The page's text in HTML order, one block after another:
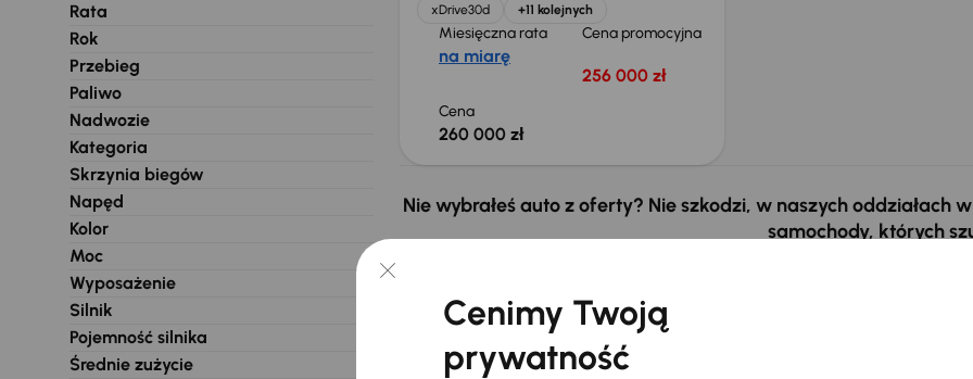
Rata
Rok
Przebieg
Paliwo
Nadwozie
Kategoria
Skrzynia biegów
Napęd
Kolor
Moc
Wyposażenie
Silnik
Pojemność silnika
Średnie zużycie
xDrive30d
+11 kolejnych
Miesięczna rata
na miarę
Cena promocyjna
256 000 zł
Cena
260 000 zł
Nie wybrałeś auto z oferty? Nie szkodzi, w naszych oddziałach
samochody, których
Cenimy Twoją
prywatność